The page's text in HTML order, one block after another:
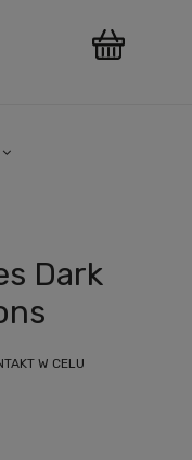
Dark
W CELU